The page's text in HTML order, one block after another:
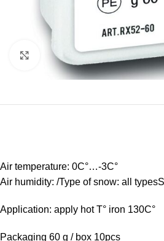
Click to enlarge
Air temperature: 0C°…-3C°
Air humidity: /Type of snow: all
Application: apply hot T° iron 130C°
Packaging 60 g / box 10pcs